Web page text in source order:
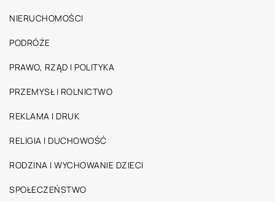
NIERUCHOMOŚCI
PODRÓŻE
PRAWO, RZĄD I POLITYKA
PRZEMYSŁ I ROLNICTWO
REKLAMA I DRUK
RELIGIA I DUCHOWOŚĆ
RODZINA I WYCHOWANIE DZIECI
SPOŁECZEŃSTWO